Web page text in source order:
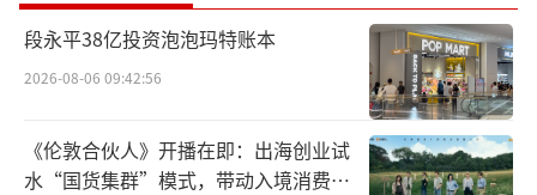
段永平38亿投资泡泡玛特账本
2026-08-06 09:42:56
《伦敦合伙人》开播在即：出海创业试
水“国货集群”模式，带动入境消费反